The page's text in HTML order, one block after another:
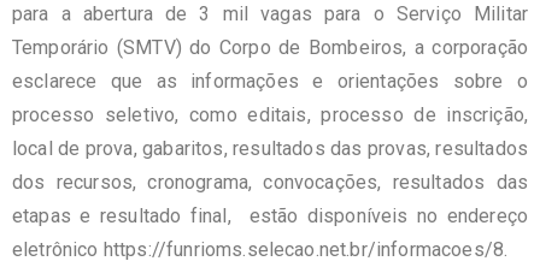
para a abertura de 3 mil vagas para o Serviço Militar
Temporário (SMTV) do Corpo de Bombeiros, a corporação
esclarece que as informações e orientações sobre o
processo seletivo, como editais, processo de inscrição,
local de prova, gabaritos, resultados das provas, resultados
dos recursos, cronograma, convocações, resultados das
etapas e resultado final, estão disponíveis no endereço
eletrônico https://funrioms. selecao.net.br/informacoes/8